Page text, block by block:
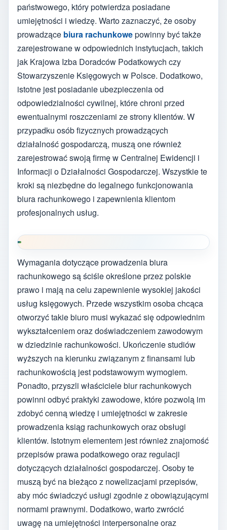
państwowego, który potwierdza posiadane
umiejętności i wiedzę. Warto zaznaczyć, że osoby
prowadzące biura rachunkowepowinny być także
zarejestrowane w odpowiednich instytucjach, takich
jak Krajowa Izba Doradców Podatkowych czy
Stowarzyszenie Księgowych w Polsce. Dodatkowo,
istotne jest posiadanie ubezpieczenia od
odpowiedzialności cywilnej, które chroni przed
ewentualnymi roszczeniami ze strony klientów. W
przypadku osób fizycznych prowadzących
działalność gospodarczą, muszą one również
zarejestrować swoją firmę w Centralnej Ewidencji i
Informacji o Działalności Gospodarczej. Wszystkie te
kroki są niezbędne do legalnego funkcjonowania
biura rachunkowego i zapewnienia klientom
profesjonalnych usług.
Wymagania dotyczące prowadzenia biura
rachunkowego są ściśle określone przez polskie
prawo i mają na celu zapewnienie wysokiej jakości
usług księgowych. Przede wszystkim osoba chcąca
otworzyć takie biuro musi wykazać się odpowiednim
wykształceniem oraz doświadczeniem zawodowym
w dziedzinie rachunkowości. Ukończenie studiów
wyższych na kierunku związanym z finansami lub
rachunkowością jest podstawowym wymogiem.
Ponadto, przyszli właściciele biur rachunkowych
powinni odbyć praktyki zawodowe, które pozwolą im
zdobyć cenną wiedzę i umiejętności w zakresie
prowadzenia ksiąg rachunkowych oraz obsługi
klientów. Istotnym elementem jest również znajomość
przepisów prawa podatkowego oraz regulacji
dotyczących działalności gospodarczej. Osoby te
muszą być na bieżąco z nowelizacjami przepisów,
aby móc świadczyć usługi zgodnie z obowiązującymi
normami prawnymi. Dodatkowo, warto zwrócić
uwagę na umiejętności interpersonalne oraz